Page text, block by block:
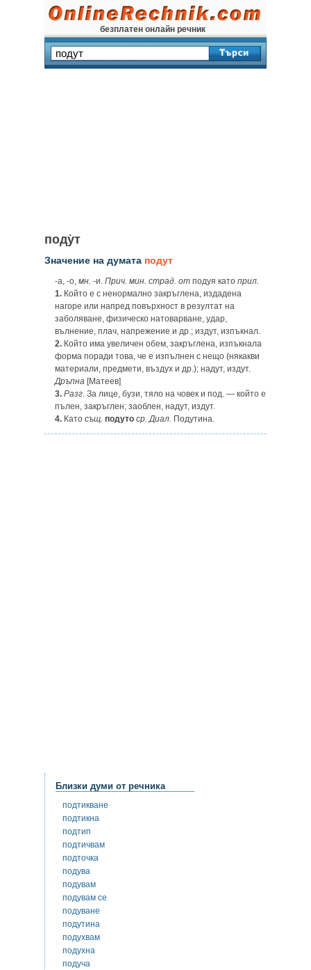
безплатен онлайн речник
поду̀т
Значение на думата подут
‑а, ‑о, мн. ‑и. Прич. мин. страд. от подуя като прил.
1. Който е с ненормално закръглена, издадена
нагоре или напред повърхност в резултат на
заболяване, физическо натоварване, удар,
вълнение, плач, напрежение и др.; издут, изпъкнал.
2. Който има увеличен обем, закръглена, изпъкнала
форма поради това, че е изпълнен с нещо (някакви
материали, предмети, въздух и др.); надут, издут.
Дръпна [Матеев]
3. Разг. За лице, бузи, тяло на човек и под. — който е
пълен, закръглен; заоблен, надут, издут.
4. Като същ. подуто ср. Диал. Подутина.
Близки думи от речника
подтикване
подтикна
подтип
подтичвам
подточка
подува
подувам
подувам се
подуване
подутина
подухвам
подухна
подуча